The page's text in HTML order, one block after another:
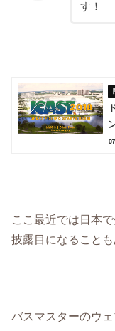
す！
ここ最近では日本
披露目になることも
バスマスターのウ